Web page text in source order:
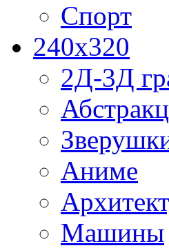
Спорт
240x320
2Д-3Д
Аниме
Машины